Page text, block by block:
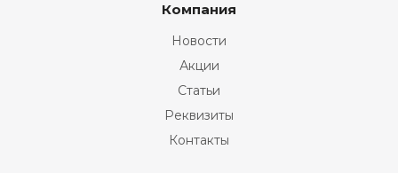
Компания
Новости
Акции
Статьи
Реквизиты
Контакты